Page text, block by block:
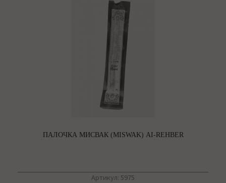
ПАЛОЧКА МИСВАК (MISWAK) AI-REHBER
Артикул: 5975